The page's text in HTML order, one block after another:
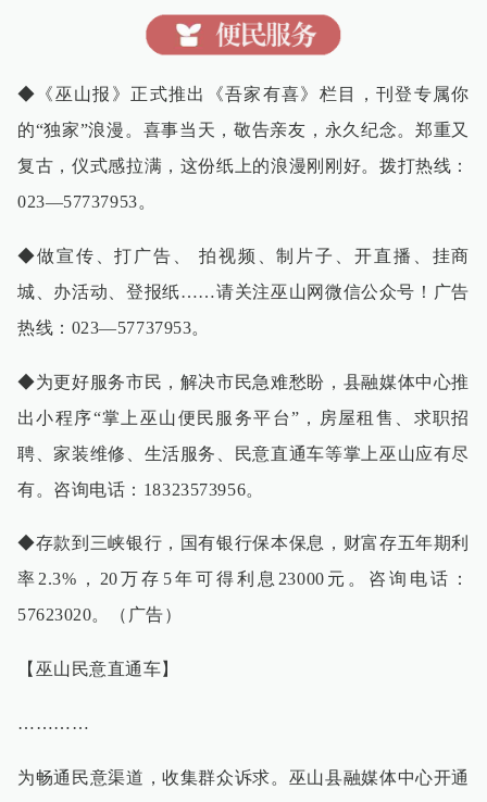
◆《巫山报》正式推出《吾家有喜》栏目，刊登专属你
的“独家”浪漫。喜事当天，敬告亲友，永久纪念。郑重又
复古，仪式感拉满，这份纸上的浪漫刚刚好。拨打热线：
023—57737953。
◆做宣传、打广告、 拍视频、制片子、开直播、挂商
城、办活动、登报纸……请关注巫山网微信公众号！广告
热线：023—57737953。
◆为更好服务市民，解决市民急难愁盼，县融媒体中心推
出小程序“掌上巫山便民服务平台”，房屋租售、求职招
聘、家装维修、生活服务、民意直通车等掌上巫山应有尽
有。咨询电话：18323573956。
◆存款到三峡银行，国有银行保本保息，财富存五年期利
率2.3%，20万存5年可得利息23000元。咨询电话：
57623020。（广告）
【巫山民意直通车】
…………
为畅通民意渠道，收集群众诉求。巫山县融媒体中心开通